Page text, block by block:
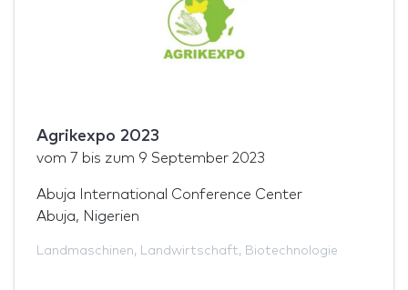
Agrikexpo 2023
vom 7 bis zum 9 September 2023
Abuja International Conference Center
Abuja, Nigerien
Landmaschinen, Landwirtschaft, Biotechnologie